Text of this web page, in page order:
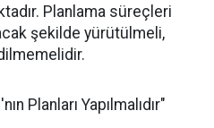
Planlama süreçleri
şekilde yürütülmeli,
Planları Yapılmalıdır"